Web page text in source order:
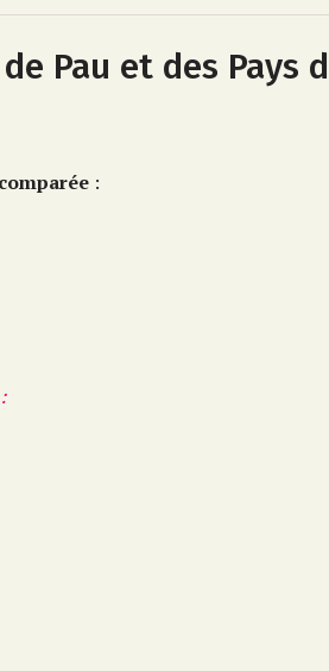
Pau et des Pays
: